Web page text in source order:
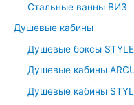
:
Стальные ванны ВИЗ
Душевые кабины
Душевые боксы STYLE
Душевые кабины
Душевые кабины